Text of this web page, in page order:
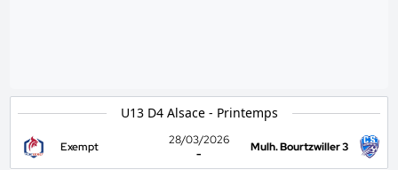
U13 D4 Alsace - Printemps
Exempt
28/03/2026
-
Mulh. Bourtzwiller 3